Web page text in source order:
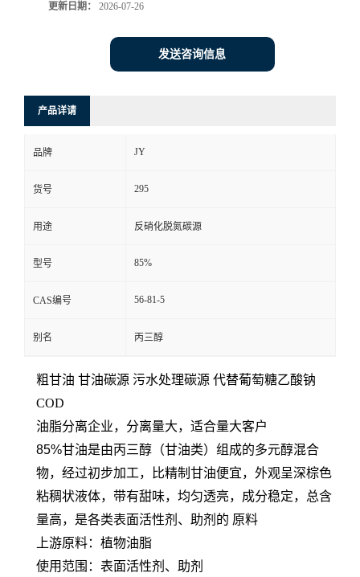
更新日期： 2026-07-26
发送咨询信息
产品详请
品牌 JY
货号 295
用途 反硝化脱氮碳源
型号 85%
CAS编号 56-81-5
别名 丙三醇
粗甘油 甘油碳源 污水处理碳源 代替葡萄糖乙酸钠
COD
油脂分离企业，分离量大，适合量大客户
85%甘油是由丙三醇（甘油类）组成的多元醇混合
物，经过初步加工，比精制甘油便宜，外观呈深棕色
粘稠状液体，带有甜味，均匀透亮，成分稳定，总含
量高，是各类表面活性剂、助剂的 原料
上游原料：植物油脂
使用范围：表面活性剂、助剂